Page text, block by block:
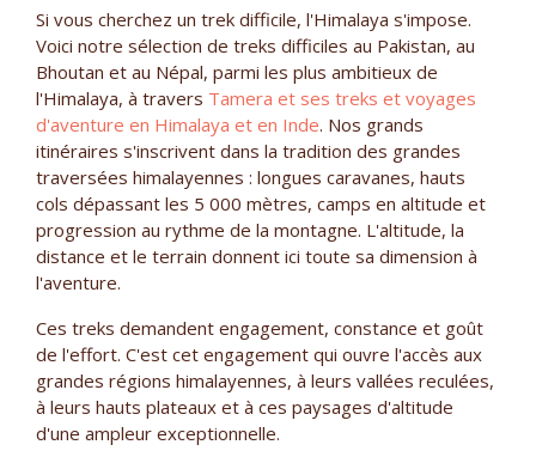
Si vous cherchez un trek difficile, l'Himalaya s'impose.
Voici notre sélection de treks difficiles au Pakistan, au
Bhoutan et au Népal, parmi les plus ambitieux de
l'Himalaya, à travers Tamera et ses treks et voyages
d'aventure en Himalaya et en Inde. Nos grands
itinéraires s'inscrivent dans la tradition des grandes
traversées himalayennes : longues caravanes, hauts
cols dépassant les 5 000 mètres, camps en altitude et
progression au rythme de la montagne. L'altitude, la
distance et le terrain donnent ici toute sa dimension à
l'aventure.
Ces treks demandent engagement, constance et goût
de l'effort. C'est cet engagement qui ouvre l'accès aux
grandes régions himalayennes, à leurs vallées reculées,
à leurs hauts plateaux et à ces paysages d'altitude
d'une ampleur exceptionnelle.